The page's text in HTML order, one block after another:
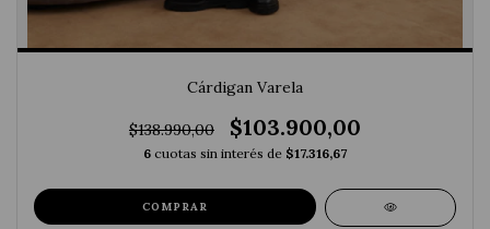
Cárdigan Varela
$138.990,00 $103.900,00
6 cuotas sin interés de $17.316,67
COMPRAR